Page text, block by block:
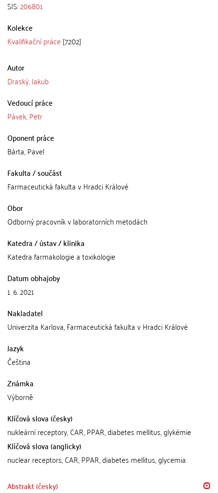
SIS:206801
Kolekce
Kvalifikační práce [7202]
Autor
Draský, Jakub
Vedoucí práce
Pávek, Petr
Oponent práce
Bárta, Pavel
Fakulta / součást
Farmaceutická fakulta v Hradci Králové
Obor
Odborný pracovník v laboratorních metodách
Katedra / ústav / klinika
Katedra farmakologie a toxikologie
Datum obhajoby
1. 6. 2021
Nakladatel
Univerzita Karlova, Farmaceutická fakulta v Hradci Králové
Jazyk
Čeština
Známka
Výborně
Klíčová slova (česky)
nukleární receptory, CAR, PPAR, diabetes mellitus, glykémie
Klíčová slova (anglicky)
nuclear receptors, CAR, PPAR, diabetes mellitus, glycemia
Abstrakt (česky)